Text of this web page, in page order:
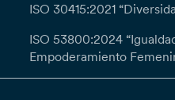
ISO 30415:2021
ISO 53800:2024
Empoderamiento